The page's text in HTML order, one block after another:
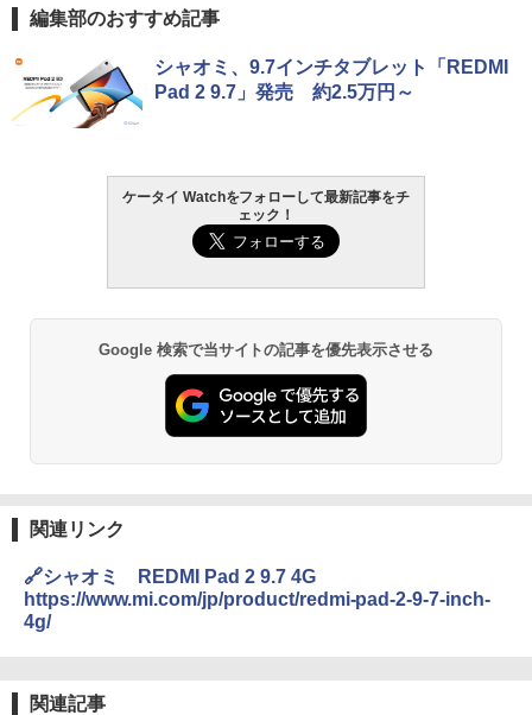
編集部のおすすめ記事
シャオミ、9.7インチタブレット「REDMI
Pad 2 9.7」発売 約2.5万円～
ケータイ Watchをフォローして最新記事をチ
ェック！
Google 検索で当サイトの記事を優先表示させる
関連リンク
🔗シャオミ REDMI Pad 2 9.7 4G
https://www.mi.com/jp/product/redmi-pad-2-9-7-inch-
4g/
関連記事